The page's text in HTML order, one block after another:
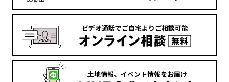
ビデオ通話でご自宅より ご相談可能
土地情報、 イベント情報をお届け